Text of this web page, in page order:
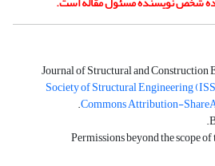
Journal of Structural and Construction
Society of Structural Engineering
Commons Attribution-
.
.
Permissions beyond the scope